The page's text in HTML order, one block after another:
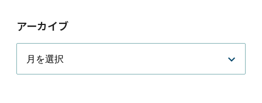
アーカイブ